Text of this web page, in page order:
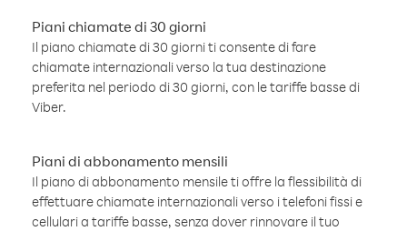
Piani chiamate di 30 giorni
Il piano chiamate di 30 giorni ti consente di fare
chiamate internazionali verso la tua destinazione
preferita nel periodo di 30 giorni, con le tariffe basse di
Viber.
Piani di abbonamento mensili
Il piano di abbonamento mensile ti offre la flessibilità di
effettuare chiamate internazionali verso i telefoni fissi e
cellulari a tariffe basse, senza dover rinnovare il tuo